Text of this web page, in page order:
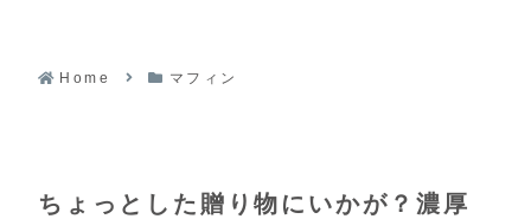
Home マフィン
ちょっとした贈り物にいかが？濃厚